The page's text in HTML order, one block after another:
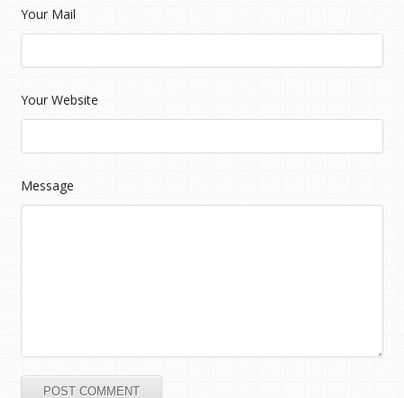
Your Mail
Your Website
Message